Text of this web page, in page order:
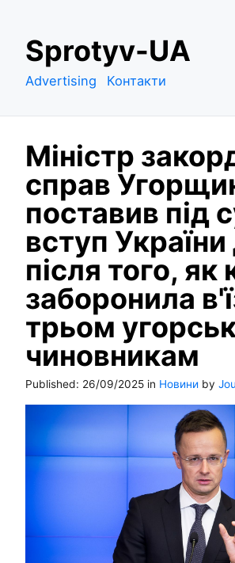
k
c
o
n
t
e
n
t
Sprotyv-UA
Advertising Контакти
Міністр
справ
поставив під
вступ
після того, як
заборонила
трьом
чиновникам
Published: 26/09/2025 in Новини by